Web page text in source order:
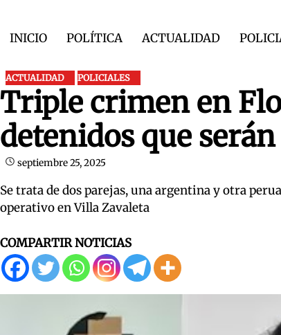
content
INICIO POLÍTICA ACTUALIDAD
ACTUALIDAD POLICIALES
Triple crimen en
detenidos que
septiembre 25, 2025
Se trata de dos parejas, una argentina y otra
operativo en Villa Zavaleta
COMPARTIR NOTICIAS